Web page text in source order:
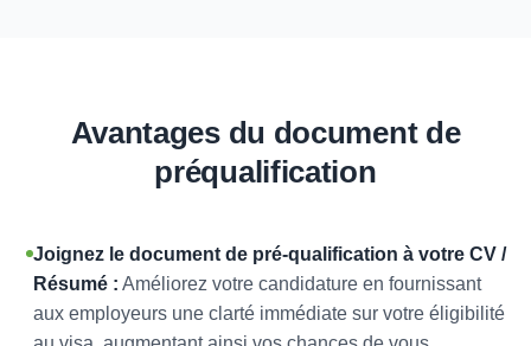
Avantages du document de
préqualification
Joignez le document de pré-qualification à votre CV /
Résumé : Améliorez votre candidature en fournissant
aux employeurs une clarté immédiate sur votre éligibilité